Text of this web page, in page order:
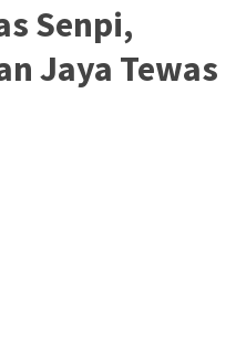
Senpi,
Jaya Tewas